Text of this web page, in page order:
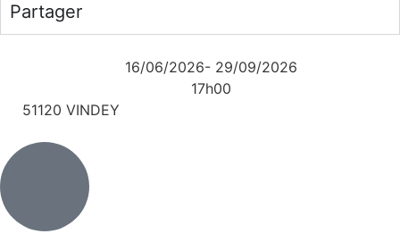
Partager
16/06/2026- 29/09/2026
17h00
51120 VINDEY